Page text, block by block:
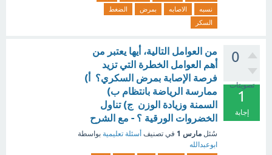
نسبه
الاصابه بمرض
الضغط
السكر
0
تصويتات
1
إجابة
من العوامل التالية، أيها يعتبر من
أهم العوامل الخطرة التي تزيد
فرصة الإصابة بمرض السكري؟ أ)
ممارسة الرياضة بانتظام ب)
السمنة وزيادة الوزن ج) تناول
الخضروات الورقية ؟ - مع الشرح
سُئل مارس 1 في تصنيف أسئلة تعليمية بواسطة
ابوعبدالله